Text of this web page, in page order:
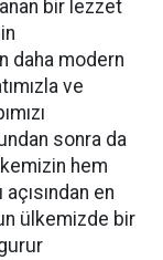
bir lezzet
daha modern
ve
sonra da
hem
en
ülkemizde bir